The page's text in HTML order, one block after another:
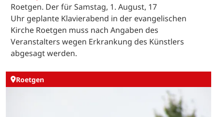
Roetgen. Der für Samstag, 1. August, 17
Uhr geplante Klavierabend in der evangelischen
Kirche Roetgen muss nach Angaben des
Veranstalters wegen Erkrankung des Künstlers
abgesagt werden.
Roetgen